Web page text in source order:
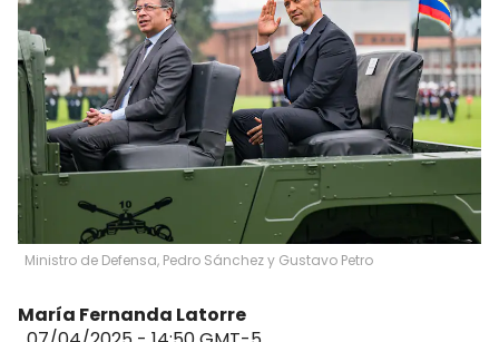
Ministro de Defensa, Pedro Sánchez y Gustavo Petro
María Fernanda Latorre